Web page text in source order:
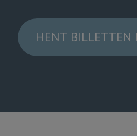
HENT BILLETTEN